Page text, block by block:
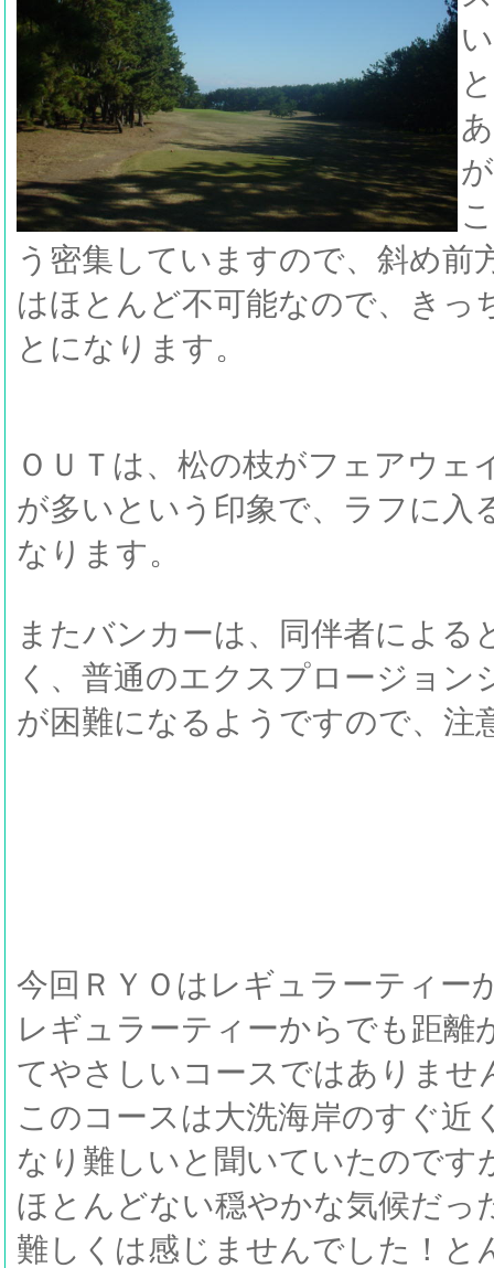
う密集していますので、斜め前
はほとんど不可能なので、きっ
とになります。
ＯＵＴは、松の枝がフェアウェ
が多いという印象で、ラフに入
なります。
またバンカーは、同伴者による
く、普通のエクスプロージョ
が困難になるようですので、注
今回ＲＹＯはレギュラーティー
レギュラーティーからでも距離
てやさしいコースではありませ
このコースは大洗海岸のすぐ近
なり難しいと聞いていたのです
ほとんどない穏やかな気候だっ
難しくは感じませんでした！と